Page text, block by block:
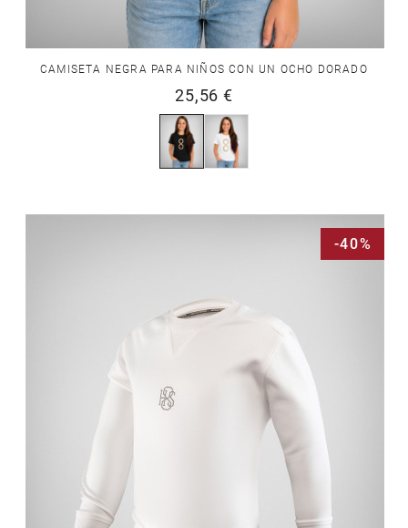
CAMISETA NEGRA PARA NIÑOS CON UN OCHO DORADO
25,56 €
-40%